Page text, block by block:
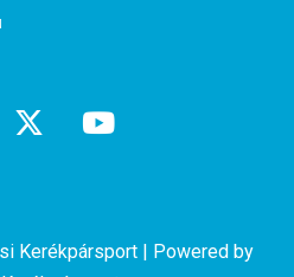
Kerékpársport | Powered by